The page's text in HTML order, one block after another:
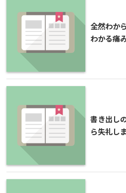
全然わか
わかる痛
書き出し
ら失礼し